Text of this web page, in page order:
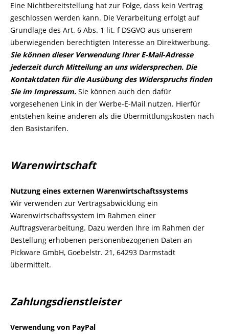
Eine Nichtbereitstellung hat zur Folge, dass kein Vertrag
geschlossen werden kann. Die Verarbeitung erfolgt auf
Grundlage des Art. 6 Abs. 1 lit. f DSGVO aus unserem
überwiegenden berechtigten Interesse an Direktwerbung.
Sie können dieser Verwendung Ihrer E-Mail-Adresse
jederzeit durch Mitteilung an uns widersprechen. Die
Kontaktdaten für die Ausübung des Widerspruchs finden
Sie im Impressum. Sie können auch den dafür
vorgesehenen Link in der Werbe-E-Mail nutzen. Hierfür
entstehen keine anderen als die Übermittlungskosten nach
den Basistarifen.
Warenwirtschaft
Nutzung eines externen Warenwirtschaftssystems
Wir verwenden zur Vertragsabwicklung ein
Warenwirtschaftssystem im Rahmen einer
Auftragsverarbeitung. Dazu werden Ihre im Rahmen der
Bestellung erhobenen personenbezogenen Daten an
Pickware GmbH, Goebelstr. 21, 64293 Darmstadt
übermittelt.
Zahlungsdienstleister
Verwendung von PayPal